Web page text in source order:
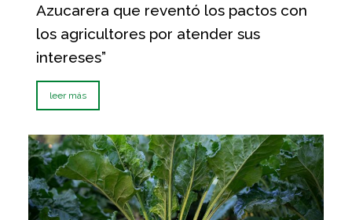
Azucarera que reventó los pactos con
los agricultores por atender sus
intereses”
leer más